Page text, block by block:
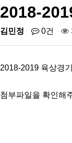
2018-
김민정 0건
2018-2019 육상경
첨부파일을 확인해